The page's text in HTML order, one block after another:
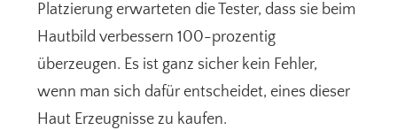
Platzierung erwarteten die Tester, dass sie beim
Hautbild verbessern 100-prozentig
überzeugen. Es ist ganz sicher kein Fehler,
wenn man sich dafür entscheidet, eines dieser
Haut Erzeugnisse zu kaufen.